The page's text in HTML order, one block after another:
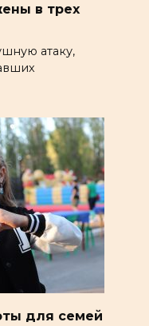
в трех
атаку,
для семей